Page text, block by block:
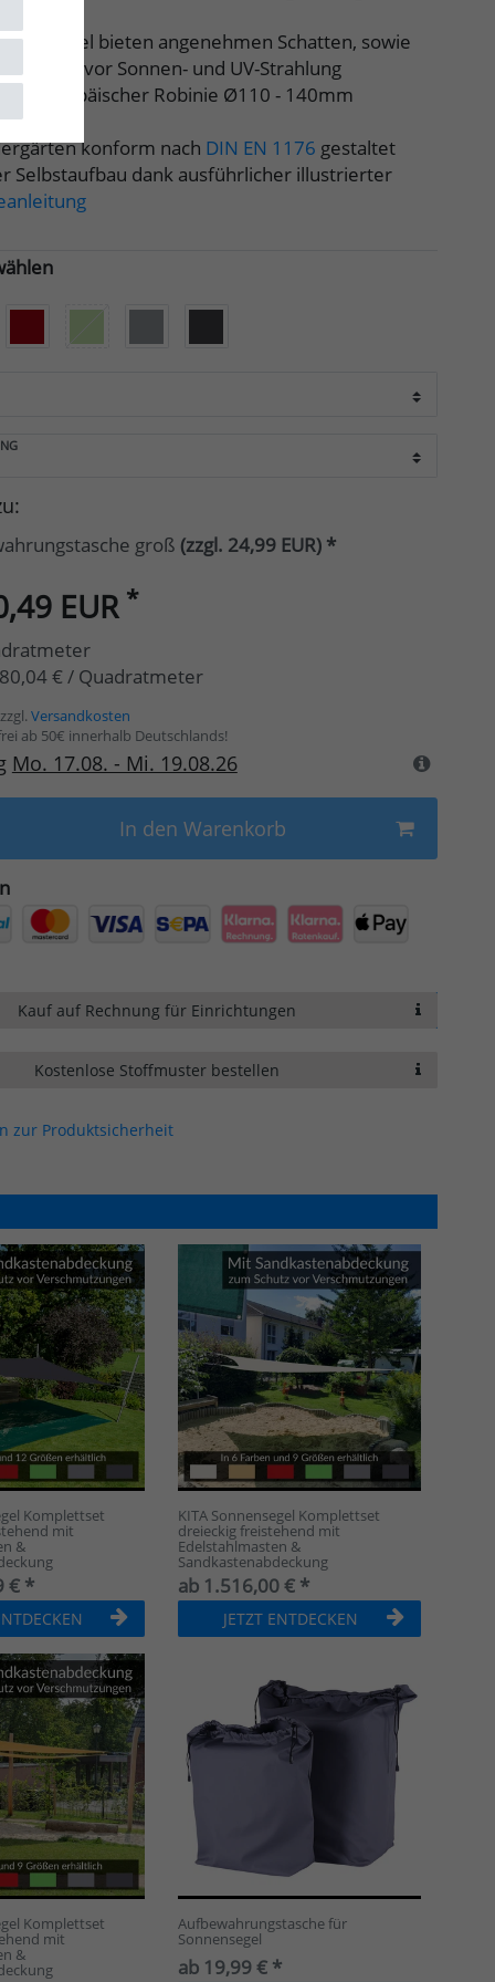
bieten angenehmen Schatten, sowie
Schutz vor Sonnen- und UV-Strahlung
aus europäischer Robinie Ø110 - 140mm
konform nach DIN EN 1176 gestaltet
Selbstaufbau dank ausführlicher illustrierter
groß (zzgl. 24,99 EUR) *
EUR *
€ / Quadratmeter
Versandkosten
ab 50€ innerhalb Deutschlands!
Mo. 17.08. - Mi. 19.08.26
In den Warenkorb
Kauf auf Rechnung für Einrichtungen
Kostenlose Stoffmuster bestellen
zur Produktsicherheit
Komplettset
mit
&
€ *
KITA Sonnensegel Komplettset
dreieckig freistehend mit
Edelstahlmasten &
Sandkastenabdeckung
ab 1.516,00 € *
JETZT ENTDECKEN
Komplettset
mit
&
Aufbewahrungstasche für
Sonnensegel
ab 19,99 € *